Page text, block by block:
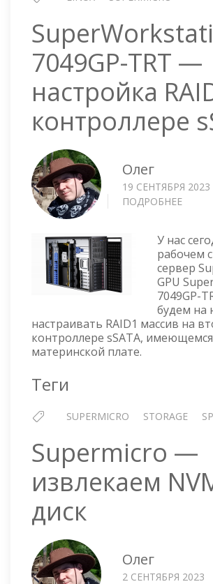
7049GP-TRT —
настройка
контроллере
Олег
19 СЕНТЯБРЯ 2023
ПОДРОБНЕЕ
TRT
—
RAID1
НА
SSATA
У нас
рабочем
сервер
GPU
7049GP-
будем на
настраивать RAID1 массив на
контроллере sSATA,
материнской плате.
Теги
SUPERMICRO STORAGE
Supermicro —
извлекаем
диск
Олег
2 СЕНТЯБРЯ 2023